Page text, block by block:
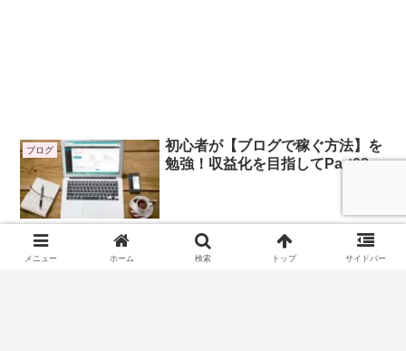
ブログ
初心者が【ブログで稼ぐ方法】を
勉強！収益化を目指してPart08
2024.04.21
メニュー ホーム 検索 トップ サイドバー